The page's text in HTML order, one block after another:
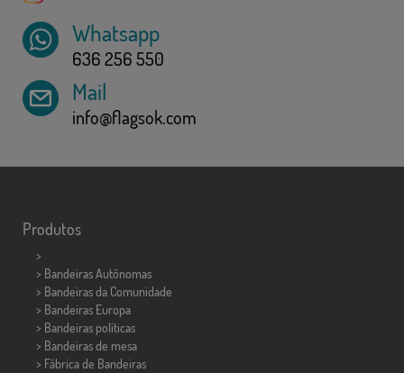
Whatsapp
636 256 550
Mail
info@flagsok.com
Produtos
>
> Bandeiras Autônomas
> Bandeiras da Comunidade
> Bandeiras Europa
> Bandeiras políticas
> Bandeiras de mesa
> Fábrica de Bandeiras